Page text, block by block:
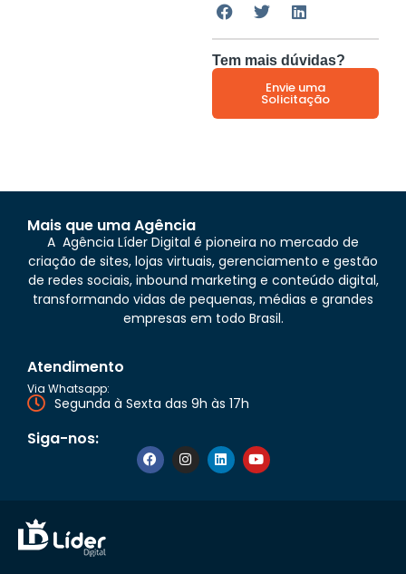
Tem mais dúvidas?
Envie uma
Solicitação
Mais que uma Agência
A Agência Líder Digital é pioneira no mercado de
criação de sites, lojas virtuais, gerenciamento e gestão
de redes sociais, inbound marketing e conteúdo digital,
transformando vidas de pequenas, médias e grandes
empresas em todo Brasil.
Atendimento
Via Whatsapp:
Segunda à Sexta das 9h às 17h
Siga-nos: